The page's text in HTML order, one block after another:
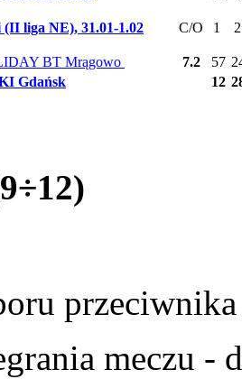
liga NE), 31.01-1.02 C/O 1 2
BT Mrągowo 7.2 57
Gdańsk 12
meczu -